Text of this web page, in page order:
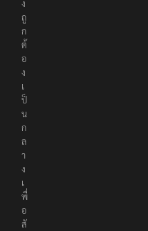
ง
ถู
ก
ต้
อ
ง
เ
ป็
น
ก
ล
า
ง
เ
พื่
อ
สั